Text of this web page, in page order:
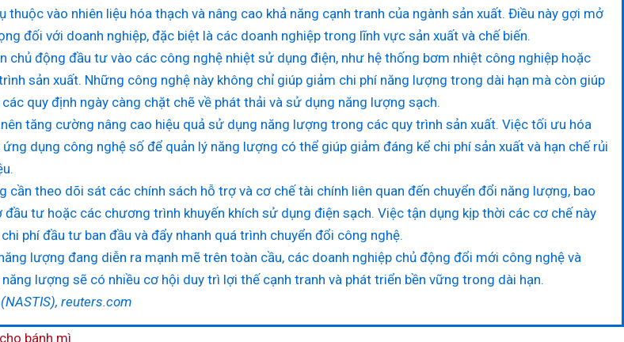
thuộc vào nhiên liệu hóa thạch và nâng cao khả năng cạnh tranh của ngành sản xuất. Điều này gợi mở
đối với doanh nghiệp, đặc biệt là các doanh nghiệp trong lĩnh vực sản xuất và chế biến.
chủ động đầu tư vào các công nghệ nhiệt sử dụng điện, như hệ thống bơm nhiệt công nghiệp hoặc
sản xuất. Những công nghệ này không chỉ giúp giảm chi phí năng lượng trong dài hạn mà còn giúp
quy định ngày càng chặt chẽ về phát thải và sử dụng năng lượng sạch.
tăng cường nâng cao hiệu quả sử dụng năng lượng trong các quy trình sản xuất. Việc tối ưu hóa
dụng công nghệ số để quản lý năng lượng có thể giúp giảm đáng kể chi phí sản xuất và hạn chế rủi
cần theo dõi sát các chính sách hỗ trợ và cơ chế tài chính liên quan đến chuyển đổi năng lượng, bao
tư hoặc các chương trình khuyến khích sử dụng điện sạch. Việc tận dụng kịp thời các cơ chế này
phí đầu tư ban đầu và đẩy nhanh quá trình chuyển đổi công nghệ.
lượng đang diễn ra mạnh mẽ trên toàn cầu, các doanh nghiệp chủ động đổi mới công nghệ và
lượng sẽ có nhiều cơ hội duy trì lợi thế cạnh tranh và phát triển bền vững trong dài hạn.
reuters.com
bánh mì